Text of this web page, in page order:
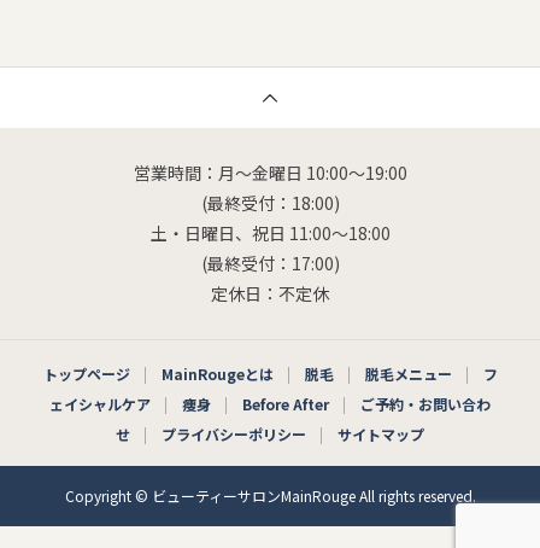
営業時間：月～金曜日 10:00～19:00
(最終受付：18:00)
土・日曜日、祝日 11:00～18:00
(最終受付：17:00)
定休日：不定休
トップページ MainRougeとは 脱毛 脱毛メニュー
フ
ェイシャルケア
痩身 Before After
ご予約・お問い合わ
せ
プライバシーポリシー サイトマップ
Copyright © ビューティーサロンMainRouge All rights reserved.